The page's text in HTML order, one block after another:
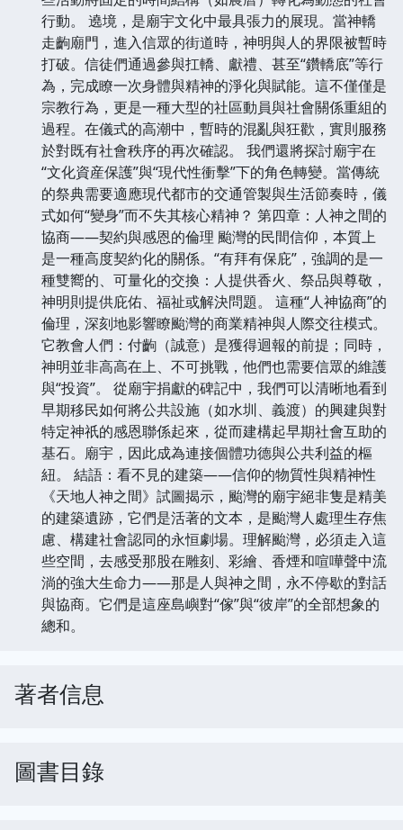
行動。 遶境，是廟宇文化中最具張力的展現。當神轎
走齣廟門，進入信眾的街道時，神明與人的界限被暫時
打破。信徒們通過參與扛轎、獻禮、甚至“鑽轎底”等行
為，完成瞭一次身體與精神的淨化與賦能。這不僅僅是
宗教行為，更是一種大型的社區動員與社會關係重組的
過程。在儀式的高潮中，暫時的混亂與狂歡，實則服務
於對既有社會秩序的再次確認。 我們還將探討廟宇在
“文化資産保護”與“現代性衝擊”下的角色轉變。當傳統
的祭典需要適應現代都市的交通管製與生活節奏時，儀
式如何“變身”而不失其核心精神？ 第四章：人神之間的
協商——契約與感恩的倫理 颱灣的民間信仰，本質上
是一種高度契約化的關係。“有拜有保庇”，強調的是一
種雙嚮的、可量化的交換：人提供香火、祭品與尊敬，
神明則提供庇佑、福祉或解決問題。 這種“人神協商”的
倫理，深刻地影響瞭颱灣的商業精神與人際交往模式。
它教會人們：付齣（誠意）是獲得迴報的前提；同時，
神明並非高高在上、不可挑戰，他們也需要信眾的維護
與“投資”。 從廟宇捐獻的碑記中，我們可以清晰地看到
早期移民如何將公共設施（如水圳、義渡）的興建與對
特定神祇的感恩聯係起來，從而建構起早期社會互助的
基石。廟宇，因此成為連接個體功德與公共利益的樞
紐。 結語：看不見的建築——信仰的物質性與精神性
《天地人神之間》試圖揭示，颱灣的廟宇絕非隻是精美
的建築遺跡，它們是活著的文本，是颱灣人處理生存焦
慮、構建社會認同的永恒劇場。理解颱灣，必須走入這
些空間，去感受那股在雕刻、彩繪、香煙和喧嘩聲中流
淌的強大生命力——那是人與神之間，永不停歇的對話
與協商。它們是這座島嶼對“傢”與“彼岸”的全部想象的
總和。
著者信息
圖書目錄